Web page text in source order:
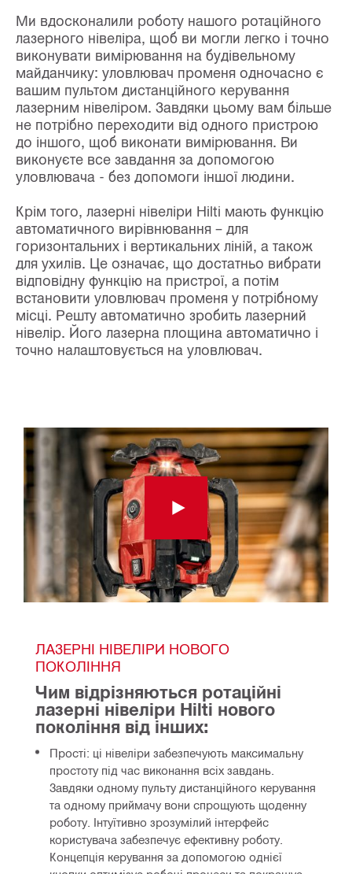
Ми вдосконалили роботу нашого ротаційного
лазерного нівеліра, щоб ви могли легко і точно
виконувати вимірювання на будівельному
майданчику: уловлювач променя одночасно є
вашим пультом дистанційного керування
лазерним нівеліром. Завдяки цьому вам більше
не потрібно переходити від одного пристрою
до іншого, щоб виконати вимірювання. Ви
виконуєте все завдання за допомогою
уловлювача - без допомоги іншої людини.
Крім того, лазерні нівеліри Hilti мають функцію
автоматичного вирівнювання – для
горизонтальних і вертикальних ліній, а також
для ухилів. Це означає, що достатньо вибрати
відповідну функцію на пристрої, а потім
встановити уловлювач променя у потрібному
місці. Решту автоматично зробить лазерний
нівелір. Його лазерна площина автоматично і
точно налаштовується на уловлювач.
ЛАЗЕРНІ НІВЕЛІРИ НОВОГО
ПОКОЛІННЯ
Чим відрізняються ротаційні
лазерні нівеліри Hilti нового
покоління від інших:
Прості: ці нівеліри забезпечують максимальну
простоту під час виконання всіх завдань.
Завдяки одному пульту дистанційного керування
та одному приймачу вони спрощують щоденну
роботу. Інтуїтивно зрозумілий інтерфейс
користувача забезпечує ефективну роботу.
Концепція керування за допомогою однієї